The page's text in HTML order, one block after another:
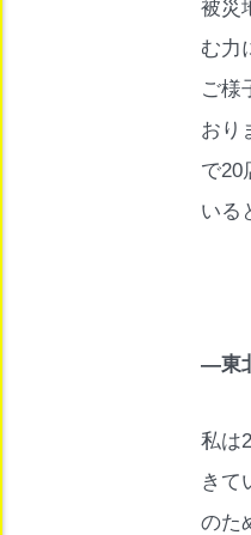
被災
む力
ご様
おり
で20
いる
―東
私は
きて
のた